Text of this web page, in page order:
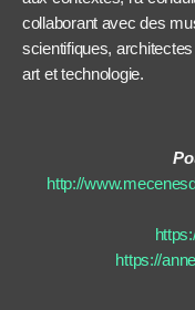
collaborant avec des
scientifiques,
art et technologie.
http://
https://